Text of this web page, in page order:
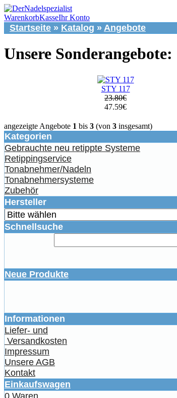
WarenkorbKasseIhr Konto
Startseite » Katalog » Angebote
Unsere Sonderangebote:
STY 117
23.80€
47.59€
angezeigte Angebote 1 bis 3 (von 3 insgesamt)
Kategorien
Gebrauchte neu retippte Systeme
Retippingservice
Tonabnehmer/Nadeln
Tonabnehmersysteme
Zubehör
Hersteller
Schnellsuche
Neue Produkte
Informationen
Liefer- und
Versandkosten
Impressum
Unsere AGB
Kontakt
Einkaufswagen
0 Waren